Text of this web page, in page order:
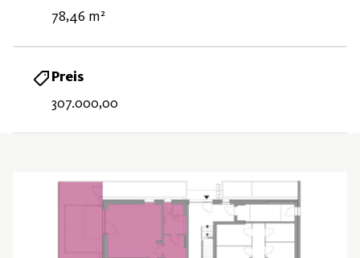
78,46 m²
Preis
307.000,00